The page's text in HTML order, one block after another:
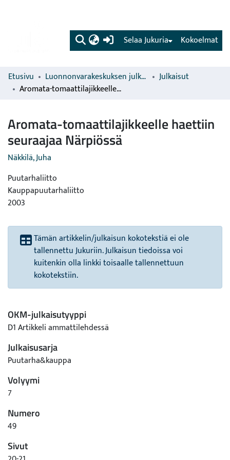
(current) Kokoelmat
Selaa Jukuria
Etusivu Luonnonvarakeskuksen julkaisut
Julkaisut
Aromata-tomaattilajikkeelle haettiin seuraajaa Närpiössä
Aromata-tomaattilajikkeelle haettiin
seuraajaa Närpiössä
Näkkilä, Juha
Puutarhaliitto
Kauppapuutarhaliitto
2003
Tämän artikkelin/julkaisun kokotekstiä ei ole
tallennettu Jukuriin. Julkaisun tiedoissa voi
kuitenkin olla linkki toisaalle tallennettuun
kokotekstiin.
OKM-julkaisutyyppi
D1 Artikkeli ammattilehdessä
Julkaisusarja
Puutarha&kauppa
Volyymi
7
Numero
49
Sivut